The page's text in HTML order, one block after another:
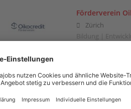
Förderverein
Zürich
Bildung |
Intrinsic
Bildung